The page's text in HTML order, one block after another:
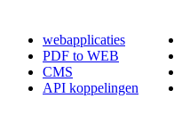
webapplicaties
PDF to WEB
CMS
API koppelingen